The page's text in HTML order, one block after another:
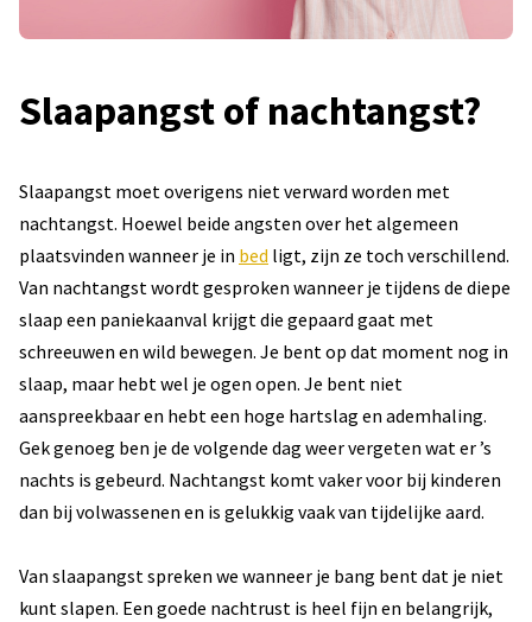
Slaapangst of nachtangst?
Slaapangst moet overigens niet verward worden met
nachtangst. Hoewel beide angsten over het algemeen
plaatsvinden wanneer je in bed ligt, zijn ze toch verschillend.
Van nachtangst wordt gesproken wanneer je tijdens de diepe
slaap een paniekaanval krijgt die gepaard gaat met
schreeuwen en wild bewegen. Je bent op dat moment nog in
slaap, maar hebt wel je ogen open. Je bent niet
aanspreekbaar en hebt een hoge hartslag en ademhaling.
Gek genoeg ben je de volgende dag weer vergeten wat er ’s
nachts is gebeurd. Nachtangst komt vaker voor bij kinderen
dan bij volwassenen en is gelukkig vaak van tijdelijke aard.
Van slaapangst spreken we wanneer je bang bent dat je niet
kunt slapen. Een goede nachtrust is heel fijn en belangrijk,